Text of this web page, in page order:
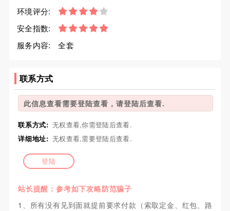
环境评分:
安全指数:
服务内容:
全套
联系方式
此信息查看需要登陆查看，请登陆后查看.
联系方式: 无权查看,你需登陆后查看.
详细地址: 无权查看,需要登陆后查看.
登陆
站长提醒：参考如下攻略防范骗子
1、所有没有见到面就提前要求付款（索取定金、红包、路